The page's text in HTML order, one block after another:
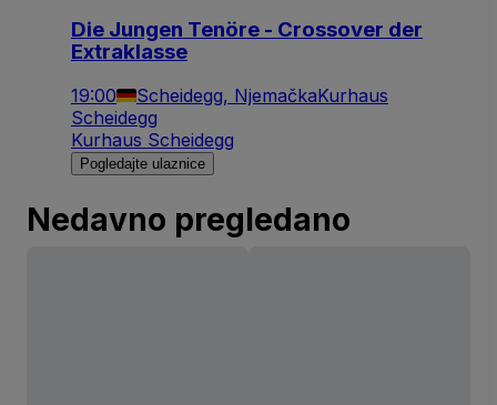
Die Jungen Tenöre - Crossover der
Extraklasse
19:00 Scheidegg, NjemačkaKurhaus
Scheidegg
Kurhaus Scheidegg
Pogledajte ulaznice
Nedavno pregledano